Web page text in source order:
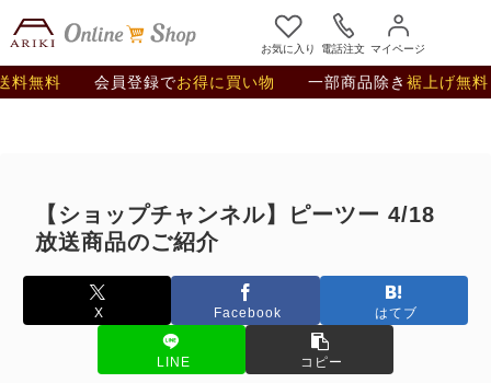
お気に入り 電話注文 マイページ
会員登録でお得に買い物 一部商品除き裾上げ無料 1
【ショップチャンネル】ピーツー 4/18
放送商品のご紹介
X Facebook はてブ
LINE コピー